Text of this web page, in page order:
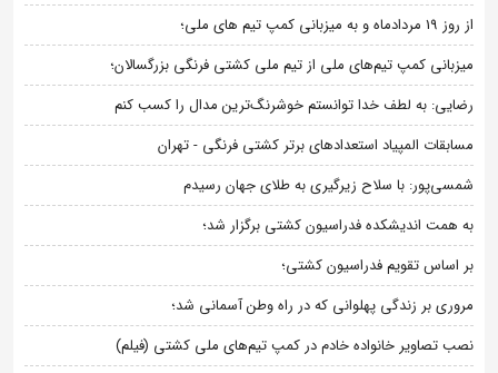
از روز 19 مردادماه و به میزبانی کمپ تیم های ملی؛
میزبانی کمپ تیم‌های ملی از تیم ملی کشتی فرنگی بزرگسالان؛
رضایی: به لطف خدا توانستم خوشرنگ‌ترین مدال را کسب کنم
مسابقات المپیاد استعدادهای برتر کشتی فرنگی - تهران
شمسی‌پور: با سلاح زیرگیری به طلای جهان رسیدم
به همت اندیشکده فدراسیون کشتی برگزار شد؛
بر اساس تقویم فدراسیون کشتی؛
مروری بر زندگی پهلوانی که در راه وطن آسمانی شد؛
نصب تصاویر خانواده خادم در کمپ تیم‌های ملی کشتی (فیلم)